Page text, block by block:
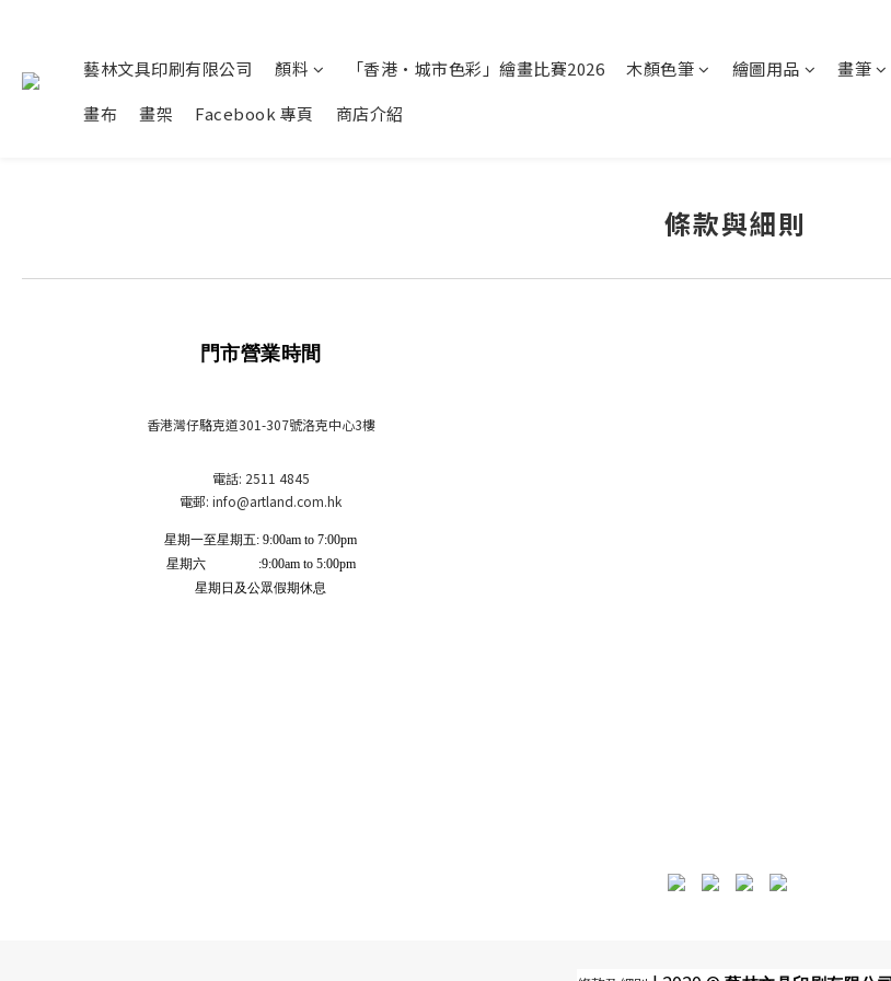
藝林文具印刷有限公司 顏料 「香港•城市色彩」繪畫比賽2026 木顏色筆 繪圖用品 畫筆
畫布
畫架 Facebook 專頁 商店介紹
條款與細則
門市營業時間
香港灣仔駱克道301-307號洛克中心3樓
電話: 2511 4845
電郵: info@artland.com.hk
星期一至星期五: 9:00am to 7:00pm
星期六 :9:00am to 5:00pm
星期日及公眾假期休息